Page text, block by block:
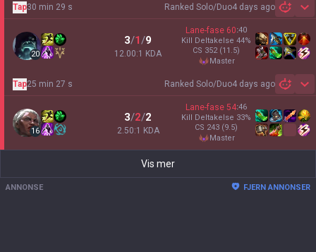
Ranked Solo/Duo4 days ago
Tap30 min 29 s
20
3/1/9
12.00:1 KDA
Lane-fase 60:40
Kill Deltakelse 44%
CS 352 (11.5)
master
Ranked Solo/Duo4 days ago
Tap25 min 27 s
16
3/2/2
2.50:1 KDA
Lane-fase 54:46
Kill Deltakelse 33%
CS 243 (9.5)
master
Vis mer
ANNONSE FJERN ANNONSER